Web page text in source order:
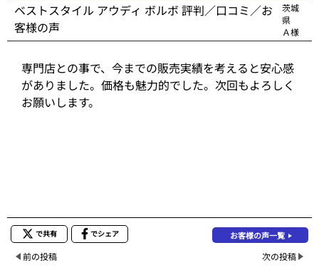
ベストスタイル アウディ ボルボ 評判／口コミ／お
客様の声
茨城
県
Ａ様
専門店との事で、今までの販売実績を考えると安心感
がありました。価格も魅力的でした。次回もよろしく
お願いします。
で共有 でシェア お客様の声一覧
前の投稿 次の投稿